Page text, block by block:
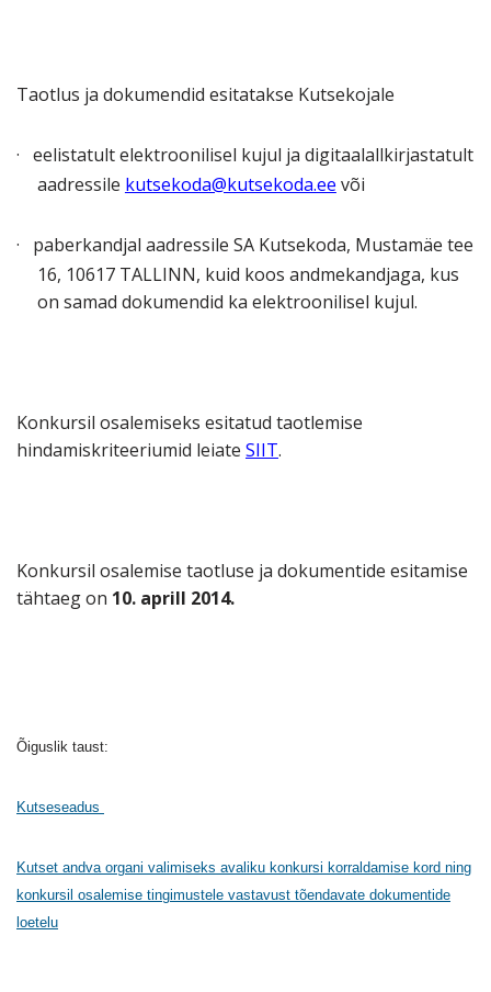
Taotlus ja dokumendid esitatakse Kutsekojale
· eelistatult elektroonilisel kujul ja digitaalallkirjastatult
aadressile kutsekoda@kutsekoda.ee või
·
paberkandjal aadressile SA Kutsekoda, Mustamäe tee
16, 10617 TALLINN, kuid koos andmekandjaga, kus
on samad dokumendid ka elektroonilisel kujul.
Konkursil osalemiseks esitatud taotlemise
hindamiskriteeriumid leiate SIIT.
Konkursil osalemise taotluse ja dokumentide esitamise
tähtaeg on 10. aprill 2014.
Õiguslik taust:
Kutseseadus
Kutset andva organi valimiseks avaliku konkursi korraldamise kord ning
konkursil osalemise tingimustele vastavust tõendavate dokumentide
loetelu